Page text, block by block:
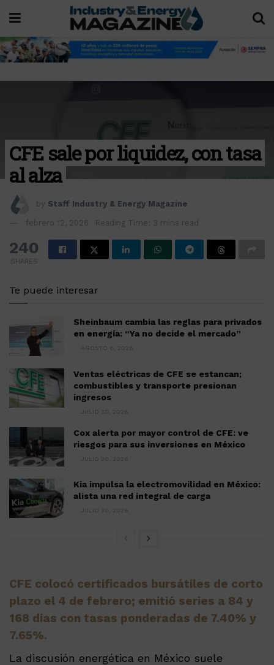
CFE sale por liquidez, con tasa
al alza
by Staff Industry & Energy Magazine
febrero 12, 2026 Reading Time: 3 mins read
240
SHARES
Te puede interesar
Sheinbaum cambia las reglas para privados
en energía: “Ya no decide el mercado”
AGOSTO 6, 2026
Ventas eléctricas de CFE se estancan;
combustibles y transporte presionan
ingresos
JULIO 30, 2026
Cox alerta por mayor control de CFE: ve
riesgos para sus inversiones en México
JULIO 30, 2026
Kia impulsa la electromovilidad en México:
alista una red integral de carga
JULIO 30, 2026
CFE colocó certificados bursátiles de corto
plazo el 4 de febrero; emitió series a 84 y
168 días con tasas ponderadas de 7.40% y
7.65%.
La discusión energética en México suele